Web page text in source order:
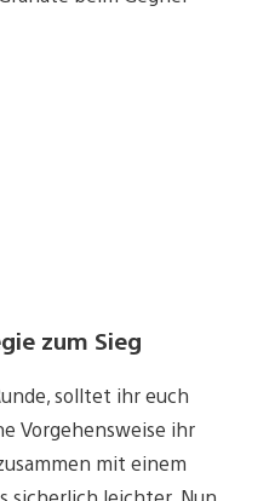
zum Sieg
solltet ihr euch
Vorgehensweise ihr
mit einem